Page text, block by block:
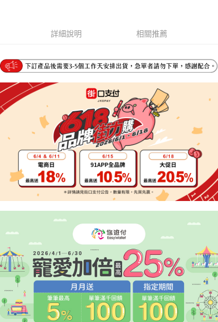
【大哥付你分期使用說明】
1.本服務由台灣大哥大提供，台灣大哥大用戶可立即使用無須另外申請。
流程，驗證手機門號後，選擇欲分期的期數、繳款截止日，確認付款後即完
成交易。
3.實際核准額度、可分期數及費用金額請依後續交易確認頁面所載為準。
4.訂單成立30分鐘內，如未前往確認交易或遇審核未通過，訂單將自動取
消。如遇「轉專審核」未通過狀況，表示未達大哥付你分期系統評分，恕無
法說明評估內容。
【繳款方式說明】
1.分期款項不併入電信帳單，「大哥付你分期」於每月結算日後寄送繳費提
醒簡訊。
2.透過簡訊連結打開帳單後，可選擇「超商條碼／台灣大直營門市／銀行轉
帳／街口支付／iPASS MONEY」等通路繳費。
1.本服務係由「台灣大哥大股份有限公司」（以下簡稱本公司）所提供，讓
2.基於同意付款使用「大哥付你分期」之契約關係目的，商店將以您的個人
資料（包含姓名、電話或地址）提供予台灣大哥大進項蒐集、處理及利用，
由本公司與您本人進行分期帳單所需資料之確認、核對及更正。
3.完整用戶服務條款，請詳閱以下連結：
https://oppay.tw/userRule
AFTEE先享後付
【關於「AFTEE先享後付」】
AFTEE先享後付是「在收到商品之後才付款」的支付方式。 讓您購物簡單
便利好安心！
１．簡單：不需註冊會員、不需綁卡、不需儲值。
２．便利：只要手機號碼，簡訊認證，即可結帳。
３．安心：先確認商品／服務後，再付款。
【「AFTEE先享後付」結帳流程】
１．於結帳方式選擇「AFTEE先享後付」後，將跳轉至「AFTEE先享後付」
結帳頁面，進行簡訊認證並確認金額後，即可完成結帳。
２．訂單成立數日內，您將收到繳費通知簡訊。
３．收到繳費通知簡訊後14天內，點擊此簡訊中的連結，可透過四大超商／
ATM／網路銀行／等多元方式進行付款，方視為交易完成。
※ 請注意：結帳手續完成當下不需立刻繳費，但若您需要取消訂單，請聯絡
購買商品的店家。未經商家同意取消之訂單仍視為有效，需透過AFTEE先享
後付繳納相關費用。
※ 交易是否成功請以「AFTEE先享後付 」之結帳頁面顯示為準，若有關於
是否繳費成功／繳費後需取消欲退款等相關疑問，請聯繫「AFTEE先享後付
【注意事項】
１．透過由恩沛科技股份有限公司提供之「AFTEE先享後付」服務完成之交
易，需依本服務之必要範圍內提供個人資料，並將交易相關給付款項請求債
權轉讓予恩沛科技股份有限公司。
２．關於個人資料處理事宜，請瀏覽以下網址：
https://aftee.tw/terms/#terms3
３．未成年的使用者請事先徵得法定代理人或監護人之同意方可使用
ATM付款
宅配
每筆NT$95，滿NT$1,800(含以上)免運費
詳細說明 相關推薦